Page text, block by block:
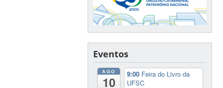
Eventos
AGO
10
9:00 Feira do Livro da
UFSC